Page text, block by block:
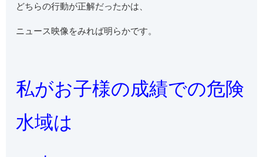
どちらの行動が正解だったかは、
ニュース映像をみれば明らかです。
私がお子様の成績での危険
水域は